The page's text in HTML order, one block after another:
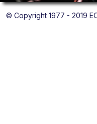
© Copyright 1977 - 2019